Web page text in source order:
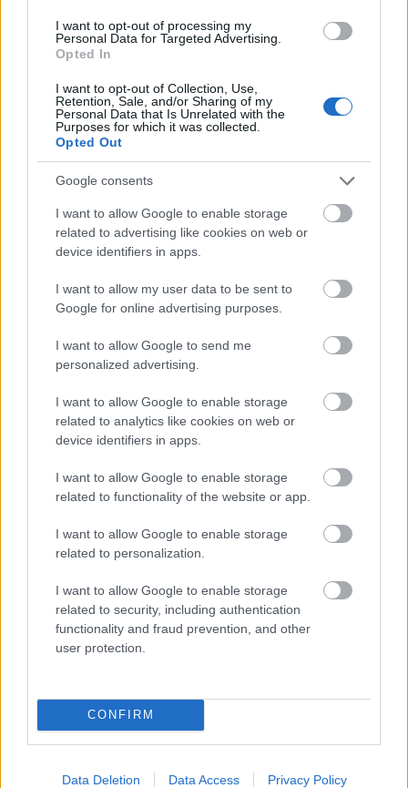
I want to opt-out of processing my
Personal Data for Targeted Advertising.
Opted In
I want to opt-out of Collection, Use,
Retention, Sale, and/or Sharing of my
Personal Data that Is Unrelated with the
Purposes for which it was collected.
Opted Out
Google consents
I want to allow Google to enable storage
related to advertising like cookies on web or
device identifiers in apps.
I want to allow my user data to be sent to
Google for online advertising purposes.
I want to allow Google to send me
personalized advertising.
I want to allow Google to enable storage
related to analytics like cookies on web or
device identifiers in apps.
I want to allow Google to enable storage
related to functionality of the website or app.
I want to allow Google to enable storage
related to personalization.
I want to allow Google to enable storage
related to security, including authentication
functionality and fraud prevention, and other
user protection.
CONFIRM
Data Deletion Data Access Privacy Policy
Συνδέσου και κάνε το πρώτο σχόλιο...
BEST OFINTERNET
Πέρα από τη Λισαβόνα: 10 μαγευτικοί προορισμοί
της Πορτογαλίας
των Αγίων και η μαγευτική παραλία στο Λιβυκό
ανακαλύψετε